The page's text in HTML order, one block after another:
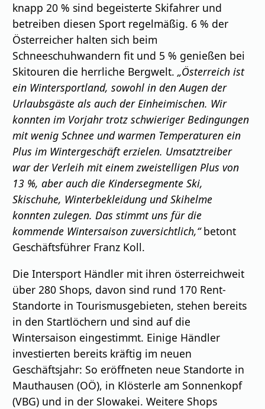
knapp 20 % sind begeisterte Skifahrer und
betreiben diesen Sport regelmäßig. 6 % der
Österreicher halten sich beim
Schneeschuhwandern fit und 5 % genießen bei
Skitouren die herrliche Bergwelt.„Österreich ist
ein Wintersportland, sowohl in den Augen der
Urlaubsgäste als auch der Einheimischen. Wir
konnten im Vorjahr trotz schwieriger Bedingungen
mit wenig Schnee und warmen Temperaturen ein
Plus im Wintergeschäft erzielen. Umsatztreiber
war der Verleih mit einem zweistelligen Plus von
13 %, aber auch die Kindersegmente Ski,
Skischuhe, Winterbekleidung und Skihelme
konnten zulegen. Das stimmt uns für die
kommende Wintersaison zuversichtlich,“betont
Geschäftsführer Franz Koll.
Die Intersport Händler mit ihren österreichweit
über 280 Shops, davon sind rund 170 Rent-
Standorte in Tourismusgebieten, stehen bereits
in den Startlöchern und sind auf die
Wintersaison eingestimmt. Einige Händler
investierten bereits kräftig im neuen
Geschäftsjahr: So eröffneten neue Standorte in
Mauthausen (OÖ), in Klösterle am Sonnenkopf
(VBG) und in der Slowakei. Weitere Shops